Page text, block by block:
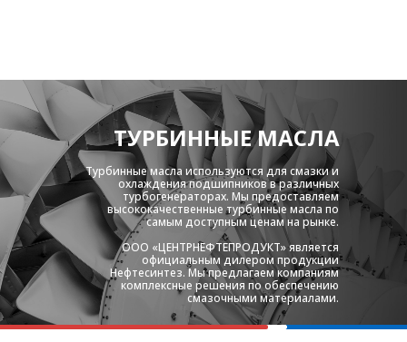
ТУРБИННЫЕ МАСЛА
Турбинные масла используются для смазки и
охлаждения подшипников в различных
турбогенераторах. Мы предоставляем
высококачественные турбинные масла по
самым доступным ценам на рынке.
ООО « ЦЕНТРНЕФТЕПРОДУКТ» является
официальным дилером продукции
Нефтесинтез. Мы предлагаем компаниям
комплексные решения по обеспечению
смазочными материалами.